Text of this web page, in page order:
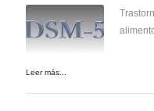
Leer más...